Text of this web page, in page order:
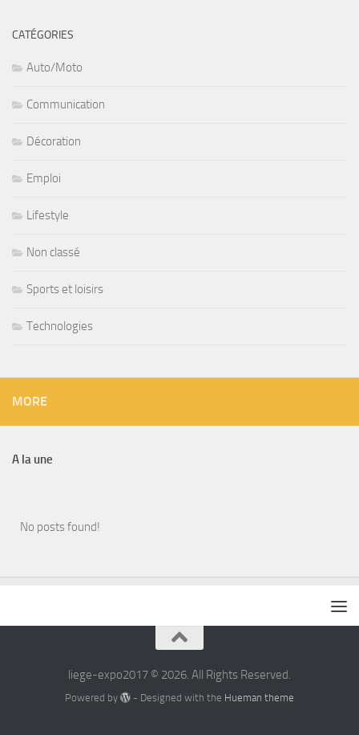
CATÉGORIES
Auto/Moto
Communication
Décoration
Emploi
Lifestyle
Non classé
Sports et loisirs
Technologies
MORE
A la une
No posts found!
liege-expo2017 © 2026. All Rights Reserved.
Powered by - Designed with the Hueman theme